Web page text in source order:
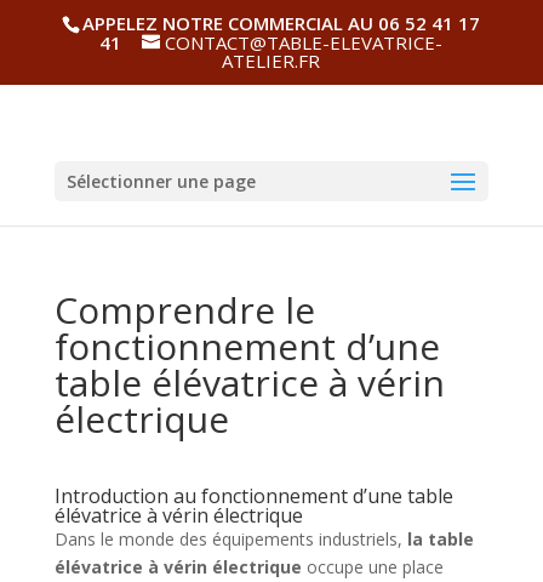
APPELEZ NOTRE COMMERCIAL AU 06 52 41 17
41
CONTACT@TABLE-ELEVATRICE-
ATELIER.FR
Sélectionner une page
Comprendre le
fonctionnement d’une
table élévatrice à vérin
électrique
Introduction au fonctionnement d’une table
élévatrice à vérin électrique
Dans le monde des équipements industriels, la table
élévatrice à vérin électrique occupe une place